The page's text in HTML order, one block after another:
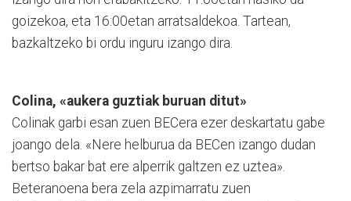
goizekoa, eta 16:00­e­tan arratsaldekoa. Tartean,
bazkaltzeko bi ordu inguru izango dira.
Colina, «aukera guztiak buruan ditut»
Colinak garbi esan zuen BECera ezer deskartatu gabe
joango dela. «Nere helburua da BECen izango dudan
ber­tso bakar bat ere alperrik gal­tzen ez uztea».
Beteranoena bera zela azpi­ma­rratu zuen